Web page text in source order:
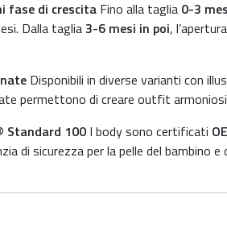
fase di crescita Fino alla taglia 0-3
Dalla taglia 3-6 mesi in poi,
Disponibili in diverse varianti con
permettono di creare outfit
Standard 100 I body sono certificati
di sicurezza per la pelle del bambino